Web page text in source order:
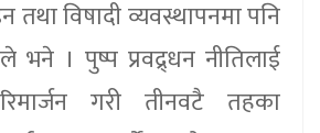
तथा विषादी व्यवस्थापनमा पनि
। पुष्प प्रवद्र्धन नीतिलाई
गरी तीनवटै तहका